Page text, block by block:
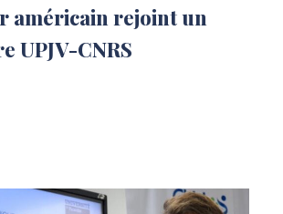
américain rejoint un
UPJV-CNRS